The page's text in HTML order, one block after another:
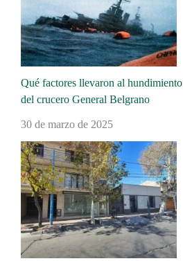
Qué factores llevaron al hundimiento
del crucero General Belgrano
30 de marzo de 2025